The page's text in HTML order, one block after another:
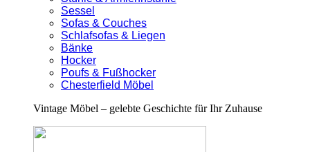
Sessel
Sofas & Couches
Schlafsofas & Liegen
Bänke
Hocker
Poufs & Fußhocker
Chesterfield Möbel
Vintage Möbel – gelebte Geschichte für Ihr Zuhause